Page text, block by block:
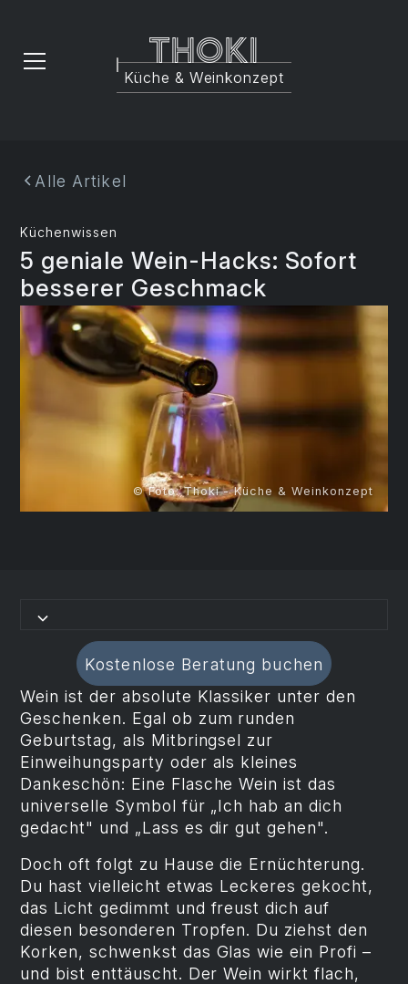
Thoki
Küche & Weinkonzept
Alle Artikel
Küchenwissen
5 geniale Wein-Hacks: Sofort
besserer Geschmack
© Foto: Thoki - Küche & Weinkonzept
Wein ist der absolute Klassiker unter den
Geschenken. Egal ob zum runden
Geburtstag, als Mitbringsel zur
Einweihungsparty oder als kleines
Dankeschön: Eine Flasche Wein ist das
universelle Symbol für „Ich hab an dich
gedacht" und „Lass es dir gut gehen".
Doch oft folgt zu Hause die Ernüchterung.
Du hast vielleicht etwas Leckeres gekocht,
das Licht gedimmt und freust dich auf
diesen besonderen Tropfen. Du ziehst den
Korken, schwenkst das Glas wie ein Profi –
und bist enttäuscht. Der Wein wirkt flach,
Kostenlose Beratung buchen